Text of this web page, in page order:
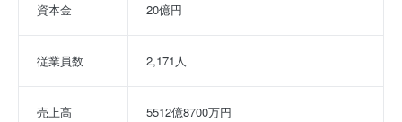
資本金 20億円
従業員数 2,171人
売上高 5512億8700万円